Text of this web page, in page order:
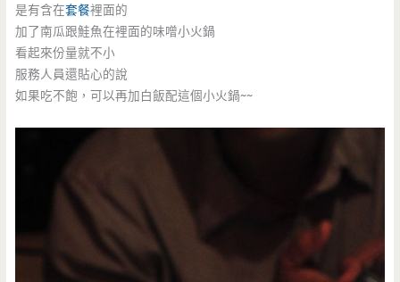
是有含在套餐裡面的
加了南瓜跟鮭魚在裡面的味噌小火鍋
看起來份量就不小
服務人員還貼心的說
如果吃不飽，可以再加白飯配這個小火鍋~~